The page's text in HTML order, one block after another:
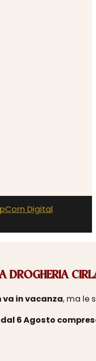
Digital
DROGHERIA
va in vacanza, ma le
dal 6 Agosto